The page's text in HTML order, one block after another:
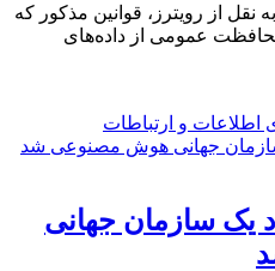
از رویترز، قوانین مذکور که
عمومی از داده‌های
اطلاعات و ارتباطات
یک سازمان جهانی